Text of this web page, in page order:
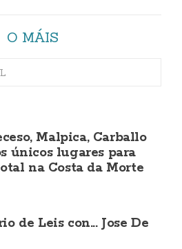
O MÁIS
Malpica, Carballo
únicos lugares para
na Costa da Morte
de Leis con... Jose De